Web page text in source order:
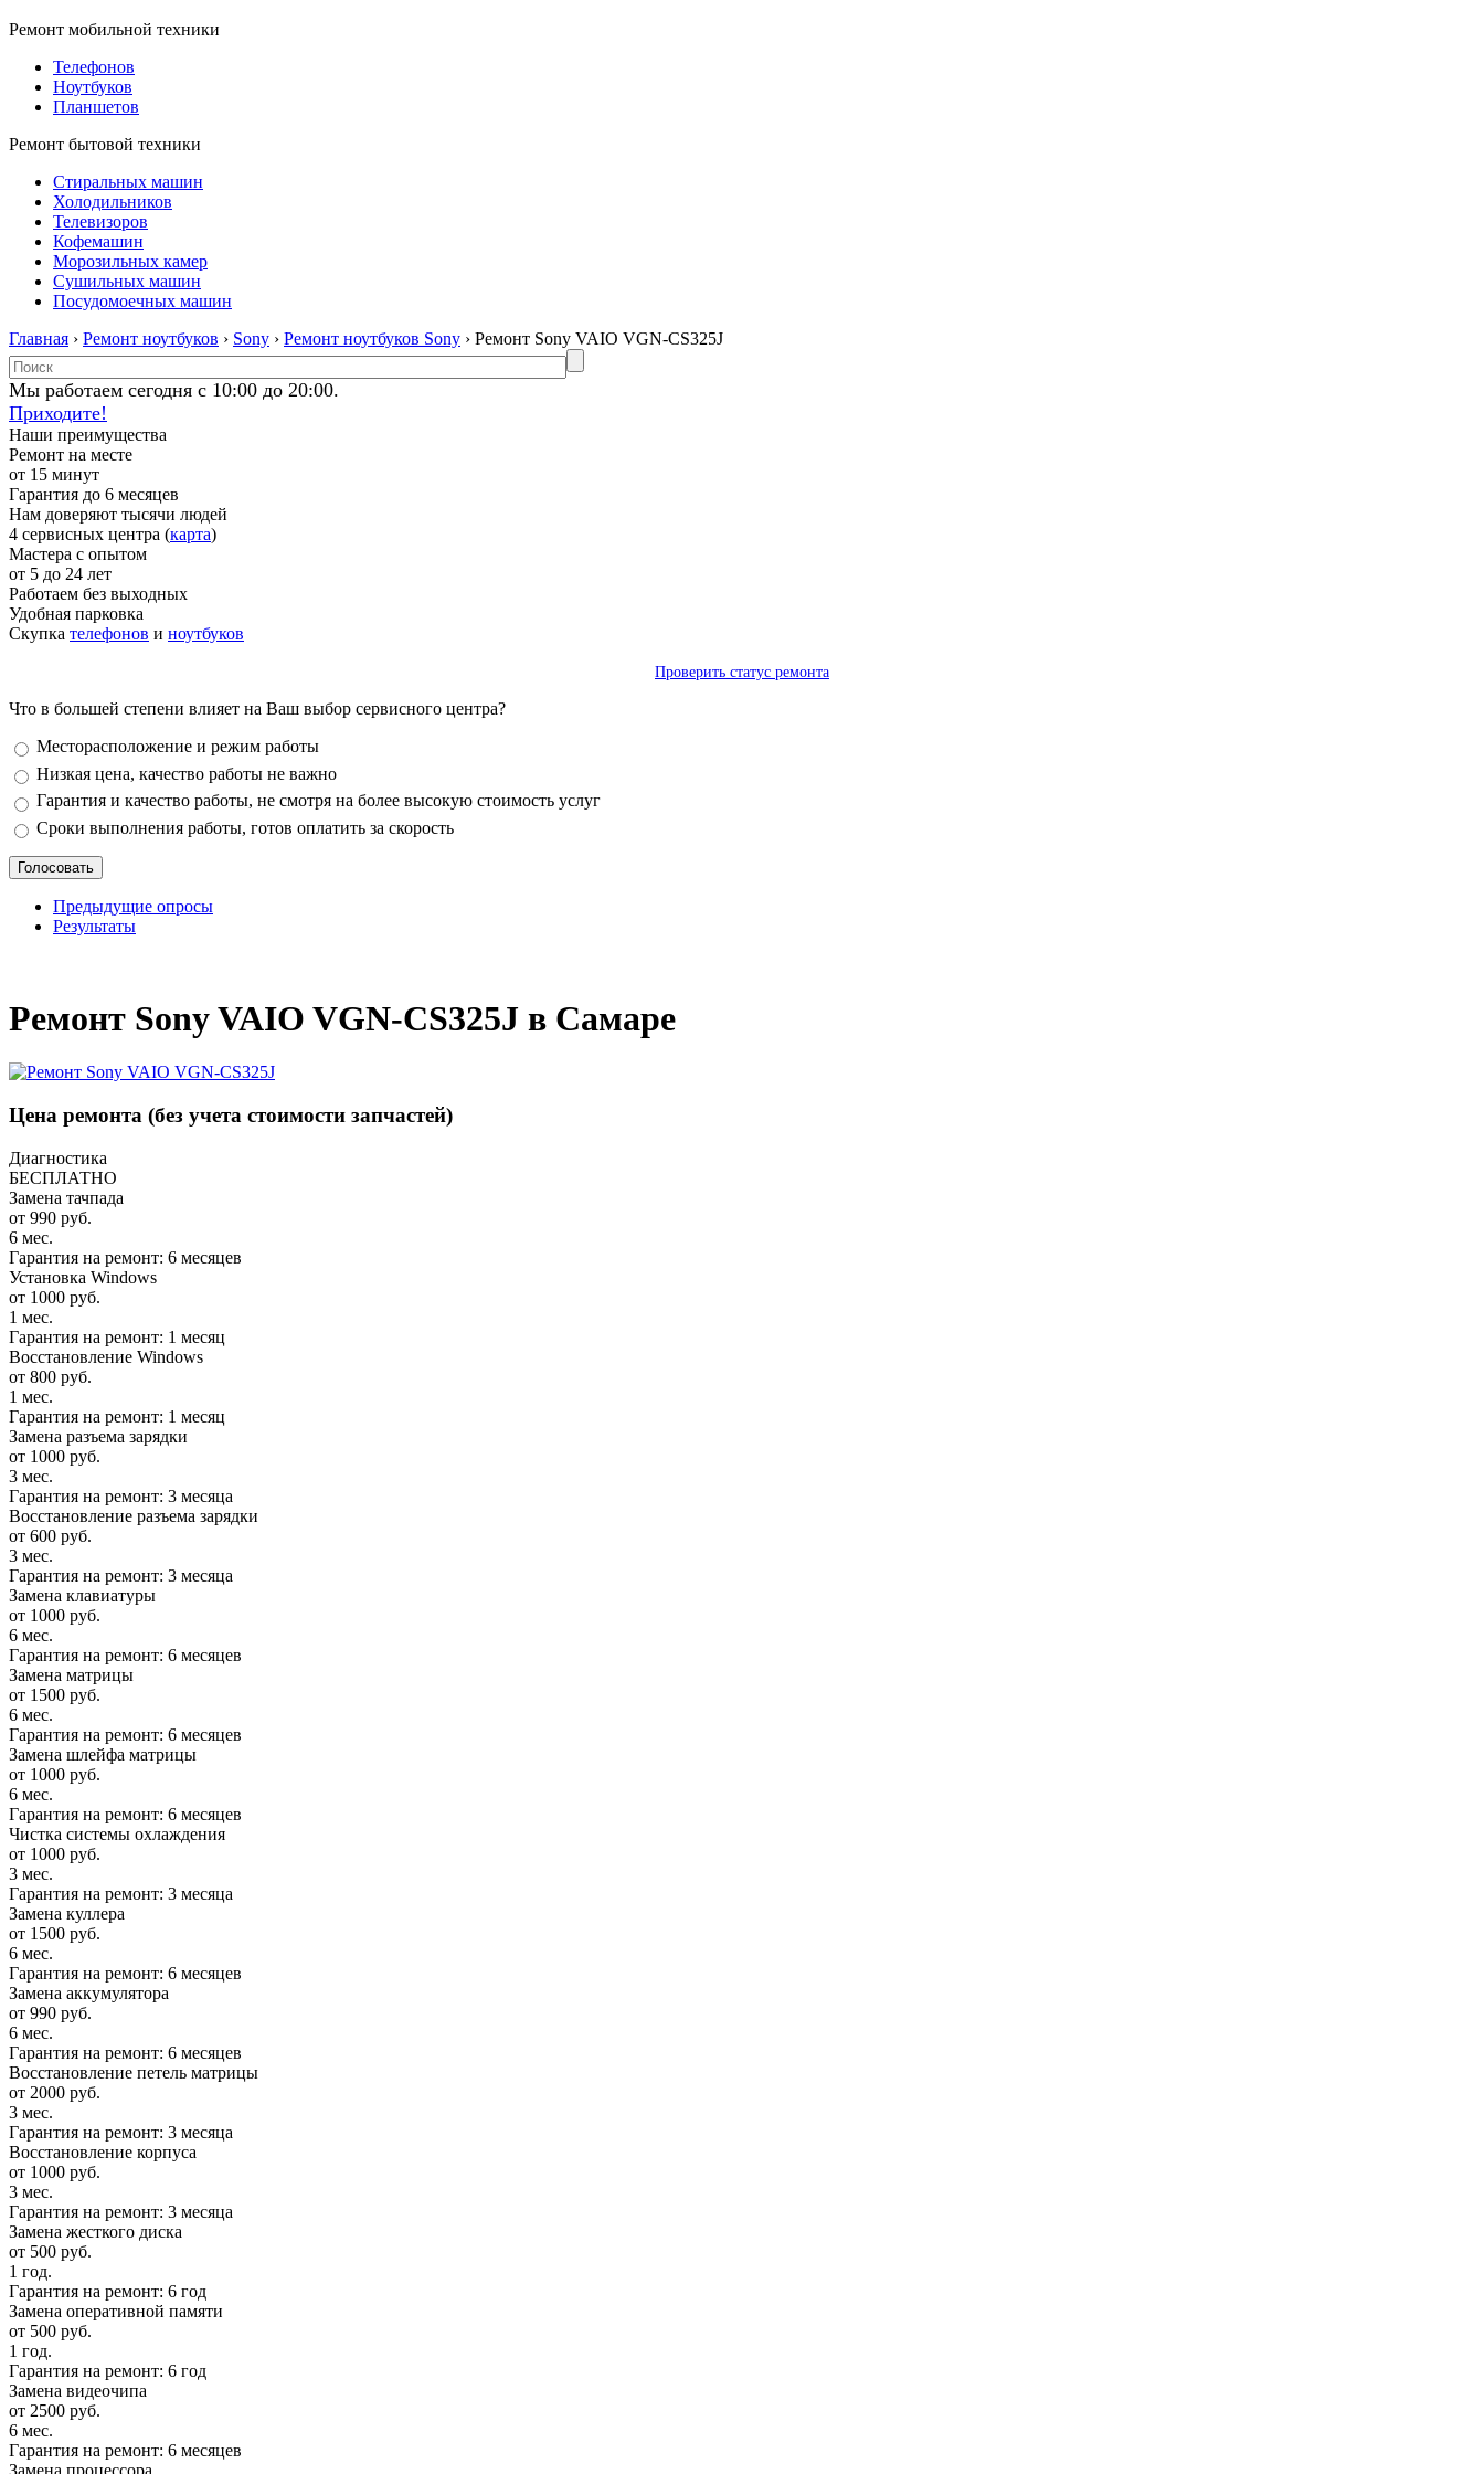
Ремонт мобильной техники
Телефонов
Ноутбуков
Планшетов
Ремонт бытовой техники
Стиральных машин
Холодильников
Телевизоров
Кофемашин
Морозильных камер
Сушильных машин
Посудомоечных машин
Главная › Ремонт ноутбуков › Sony › Ремонт ноутбуков Sony › Ремонт Sony VAIO VGN-CS325J
Мы работаем сегодня с 10:00 до 20:00.
Приходите!
Наши преимущества
Ремонт на месте
от 15 минут
Гарантия до 6 месяцев
Нам доверяют тысячи людей
4 сервисных центра (карта)
Мастера с опытом
от 5 до 24 лет
Работаем без выходных
Удобная парковка
Скупка телефонов и ноутбуков
Проверить статус ремонта
Что в большей степени влияет на Ваш выбор сервисного центра?
Варианты
Месторасположение и режим работы
Низкая цена, качество работы не важно
Гарантия и качество работы, не смотря на более высокую стоимость услуг
Сроки выполнения работы, готов оплатить за скорость
Предыдущие опросы
Результаты
Ремонт Sony VAIO VGN-CS325J в Самаре
Цена ремонта (без учета стоимости запчастей)
Диагностика
БЕСПЛАТНО
Замена тачпада
от 990 руб.
6 мес.
Гарантия на ремонт: 6 месяцев
Установка Windows
от 1000 руб.
1 мес.
Гарантия на ремонт: 1 месяц
Восстановление Windows
от 800 руб.
1 мес.
Гарантия на ремонт: 1 месяц
Замена разъема зарядки
от 1000 руб.
3 мес.
Гарантия на ремонт: 3 месяца
Восстановление разъема зарядки
от 600 руб.
3 мес.
Гарантия на ремонт: 3 месяца
Замена клавиатуры
от 1000 руб.
6 мес.
Гарантия на ремонт: 6 месяцев
Замена матрицы
от 1500 руб.
6 мес.
Гарантия на ремонт: 6 месяцев
Замена шлейфа матрицы
от 1000 руб.
6 мес.
Гарантия на ремонт: 6 месяцев
Чистка системы охлаждения
от 1000 руб.
3 мес.
Гарантия на ремонт: 3 месяца
Замена куллера
от 1500 руб.
6 мес.
Гарантия на ремонт: 6 месяцев
Замена аккумулятора
от 990 руб.
6 мес.
Гарантия на ремонт: 6 месяцев
Восстановление петель матрицы
от 2000 руб.
3 мес.
Гарантия на ремонт: 3 месяца
Восстановление корпуса
от 1000 руб.
3 мес.
Гарантия на ремонт: 3 месяца
Замена жесткого диска
от 500 руб.
1 год.
Гарантия на ремонт: 6 год
Замена оперативной памяти
от 500 руб.
1 год.
Гарантия на ремонт: 6 год
Замена видеочипа
от 2500 руб.
6 мес.
Гарантия на ремонт: 6 месяцев
Замена процессора